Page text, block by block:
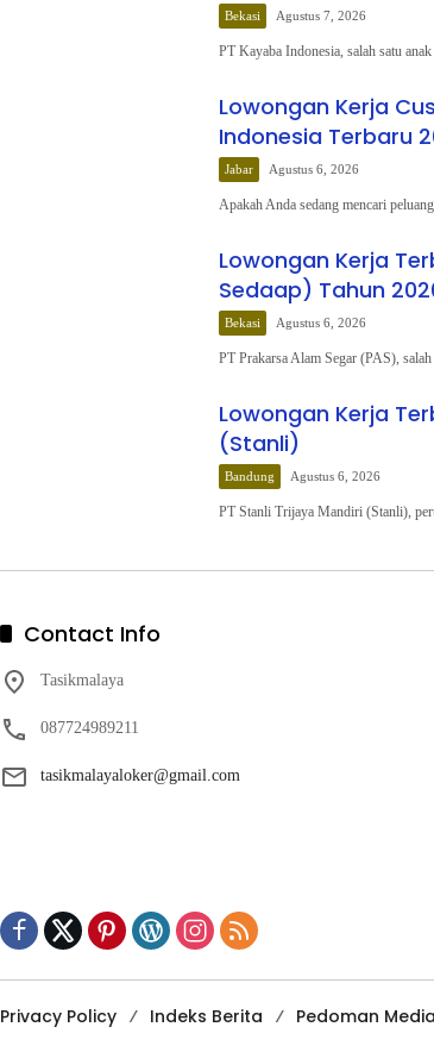
Bekasi Agustus 7, 2026
PT Kayaba Indonesia, salah satu
Lowongan Kerja
Indonesia Terbaru
Jabar Agustus 6, 2026
Apakah Anda sedang mencari
Lowongan Kerja
Sedaap) Tahun
Bekasi Agustus 6, 2026
PT Prakarsa Alam Segar (PAS),
Lowongan Kerja
(Stanli)
Bandung Agustus 6, 2026
PT Stanli Trijaya Mandiri (Stanli),
Contact Info
Tasikmalaya
087724989211
tasikmalayaloker@gmail.com
Privacy Policy Indeks Berita
Pedoman